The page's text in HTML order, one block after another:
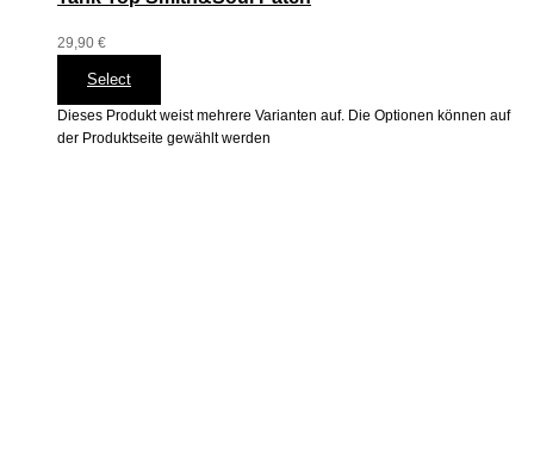
29,90 €
Select
Dieses Produkt weist mehrere Varianten auf. Die Optionen können auf
der Produktseite gewählt werden